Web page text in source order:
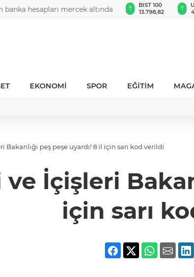
banka hesapları mercek altında
0,0018
GAU/TRY
6.501,27
BIST 100
13.798,82
EKONOMİ SPOR EĞİTİM
Bakanlığı peş peşe uyardı! 8 il için sarı kod verildi
İçişleri
için sarı